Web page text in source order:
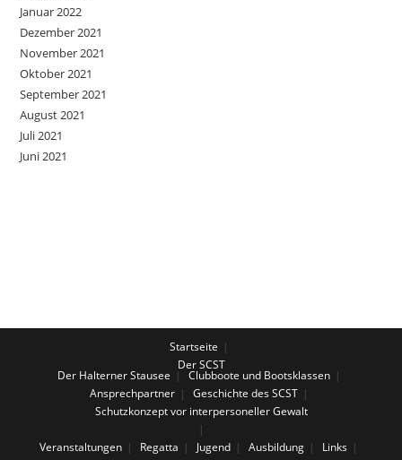
Januar 2022
Dezember 2021
November 2021
Oktober 2021
September 2021
August 2021
Juli 2021
Juni 2021
Startseite
Der SCST
Der Halterner Stausee
Clubboote und Bootsklassen
Ansprechpartner
Geschichte des SCST
Schutzkonzept vor interpersoneller Gewalt
Veranstaltungen Regatta Jugend Ausbildung
Links